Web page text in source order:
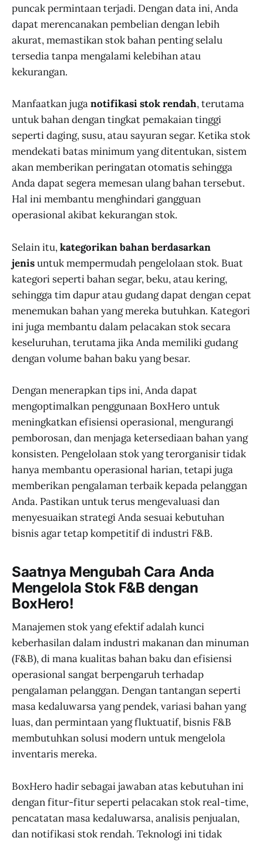
puncak permintaan terjadi. Dengan data ini, Anda
dapat merencanakan pembelian dengan lebih
akurat, memastikan stok bahan penting selalu
tersedia tanpa mengalami kelebihan atau
kekurangan.
Manfaatkan juganotifikasi stok rendah, terutama
untuk bahan dengan tingkat pemakaian tinggi
seperti daging, susu, atau sayuran segar. Ketika stok
mendekati batas minimum yang ditentukan, sistem
akan memberikan peringatan otomatis sehingga
Anda dapat segera memesan ulang bahan tersebut.
Hal ini membantu menghindari gangguan
operasional akibat kekurangan stok.
Selain itu,kategorikan bahan berdasarkan
jenisuntuk mempermudah pengelolaan stok. Buat
kategori seperti bahan segar, beku, atau kering,
sehingga tim dapur atau gudang dapat dengan cepat
menemukan bahan yang mereka butuhkan. Kategori
ini juga membantu dalam pelacakan stok secara
keseluruhan, terutama jika Anda memiliki gudang
dengan volume bahan baku yang besar.
Dengan menerapkan tips ini, Anda dapat
mengoptimalkan penggunaan BoxHero untuk
meningkatkan efisiensi operasional, mengurangi
pemborosan, dan menjaga ketersediaan bahan yang
konsisten. Pengelolaan stok yang terorganisir tidak
hanya membantu operasional harian, tetapi juga
memberikan pengalaman terbaik kepada pelanggan
Anda. Pastikan untuk terus mengevaluasi dan
menyesuaikan strategi Anda sesuai kebutuhan
bisnis agar tetap kompetitif di industri F&B.
Saatnya Mengubah Cara Anda
Mengelola Stok F&B dengan
BoxHero!
Manajemen stok yang efektif adalah kunci
keberhasilan dalam industri makanan dan minuman
(F&B), di mana kualitas bahan baku dan efisiensi
operasional sangat berpengaruh terhadap
pengalaman pelanggan. Dengan tantangan seperti
masa kedaluwarsa yang pendek, variasi bahan yang
luas, dan permintaan yang fluktuatif, bisnis F&B
membutuhkan solusi modern untuk mengelola
inventaris mereka.
BoxHero hadir sebagai jawaban atas kebutuhan ini
dengan fitur-fitur seperti pelacakan stok real-time,
pencatatan masa kedaluwarsa, analisis penjualan,
dan notifikasi stok rendah. Teknologi ini tidak